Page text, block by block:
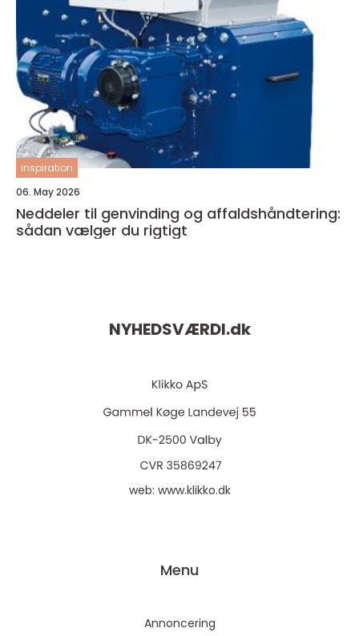
inspiration
06. May 2026
Neddeler til genvinding og affaldshåndtering:
sådan vælger du rigtigt
NYHEDSVÆRDI.dk
web: www.klikko.dk
Menu
Annoncering